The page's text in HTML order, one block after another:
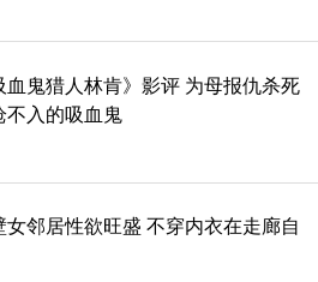
间断的冒险和各种各样的心连心的
喜剧，并回避影片本可以触及的更
电影很适合我。它主要关注的是这
速崛起的伊丽莎白•奥尔森
乎来自同一基因的三代人。奥尔森
种真诚的恭维。是他们笑的时候的
血鬼猎人林肯》影评 为母报仇杀死
不入的吸血鬼
女邻居性欲旺盛 不穿内衣在走廊自